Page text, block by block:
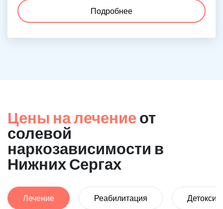
Подробнее
Цены на лечение от
солевой
наркозависимости в
Нижних Сергах
Лечение Реабилитация